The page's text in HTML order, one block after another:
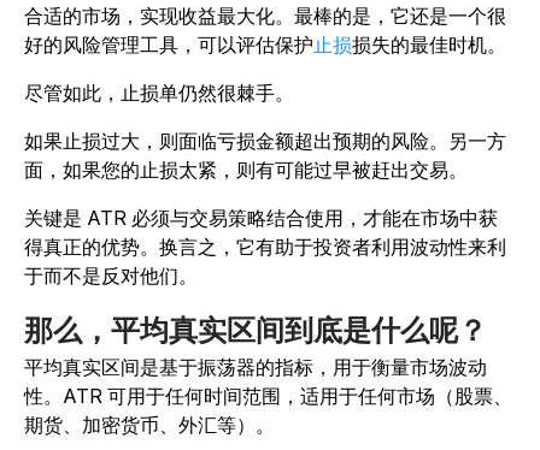
合适的市场，实现收益最大化。最棒的是，它还是一个很
好的风险管理工具，可以评估保护止损损失的最佳时机。
尽管如此，止损单仍然很棘手。
如果止损过大，则面临亏损金额超出预期的风险。另一方
面，如果您的止损太紧，则有可能过早被赶出交易。
关键是 ATR 必须与交易策略结合使用，才能在市场中获
得真正的优势。换言之，它有助于投资者利用波动性来利
于而不是反对他们。
那么，平均真实区间到底是什么呢？
平均真实区间是基于振荡器的指标，用于衡量市场波动
性。ATR 可用于任何时间范围，适用于任何市场（股票、
期货、加密货币、外汇等）。